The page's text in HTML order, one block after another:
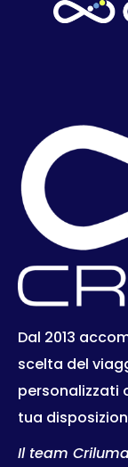
Dal 2013
scelta del
personalizzati
tua
Il team